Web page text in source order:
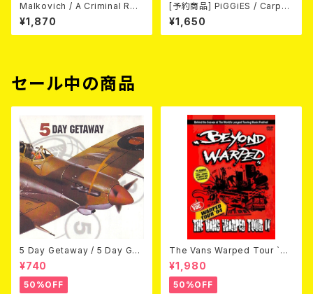
Malkovich / A Criminal Rec
ord CD
¥1,870
[予約商品] PiGGiES / Carpe
diem (CD) 2026年8月12日リ
リース予定
¥1,650
セール中の商品
5 Day Getaway / 5 Day Get
away (CDEP)
¥740
50%OFF
The Vans Warped Tour `04
Beyond Warped (国内盤DV
D)
¥1,980
50%OFF